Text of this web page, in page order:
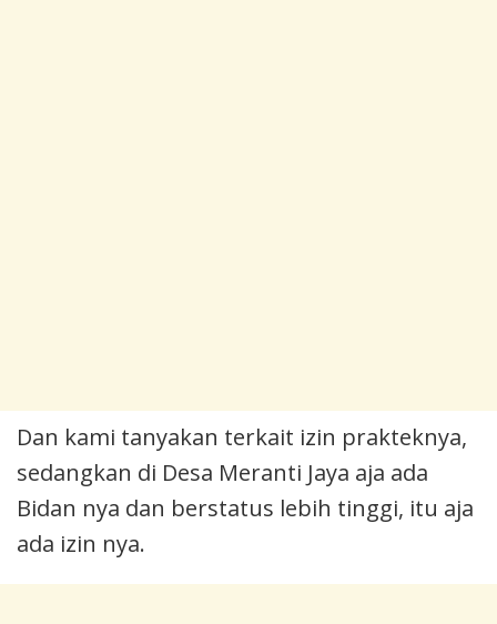
Dan kami tanyakan terkait izin prakteknya,
sedangkan di Desa Meranti Jaya aja ada
Bidan nya dan berstatus lebih tinggi, itu aja
ada izin nya.